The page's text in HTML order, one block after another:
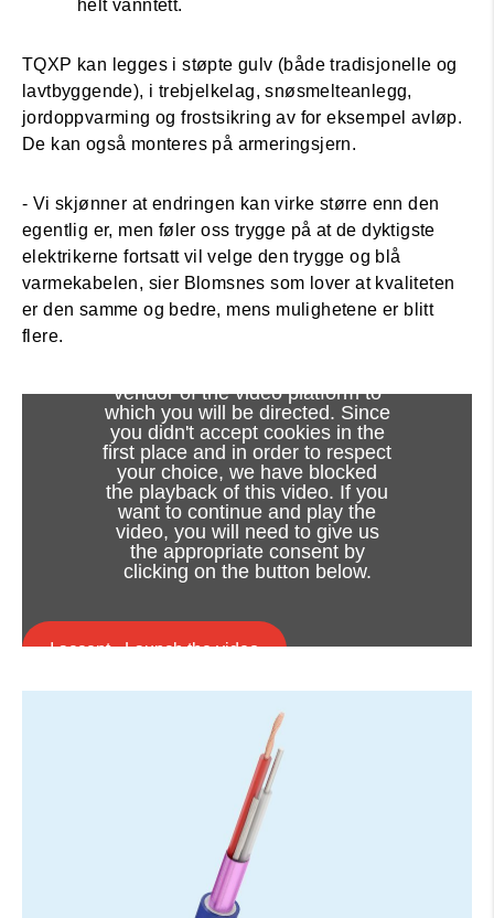
helt vanntett.
TQXP kan legges i støpte gulv (både tradisjonelle og
lavtbyggende), i trebjelkelag, snøsmelteanlegg,
jordoppvarming og frostsikring av for eksempel avløp.
De kan også monteres på armeringsjern.
- Vi skjønner at endringen kan virke større enn den
egentlig er, men føler oss trygge på at de dyktigste
elektrikerne fortsatt vil velge den trygge og blå
varmekabelen, sier Blomsnes som lover at kvaliteten
er den samme og bedre, mens mulighetene er blitt
flere.
vendor of the video platform to
which you will be directed. Since
you didn't accept cookies in the
first place and in order to respect
your choice, we have blocked
the playback of this video. If you
want to continue and play the
video, you will need to give us
the appropriate consent by
clicking on the button below.
I accept - Launch the video